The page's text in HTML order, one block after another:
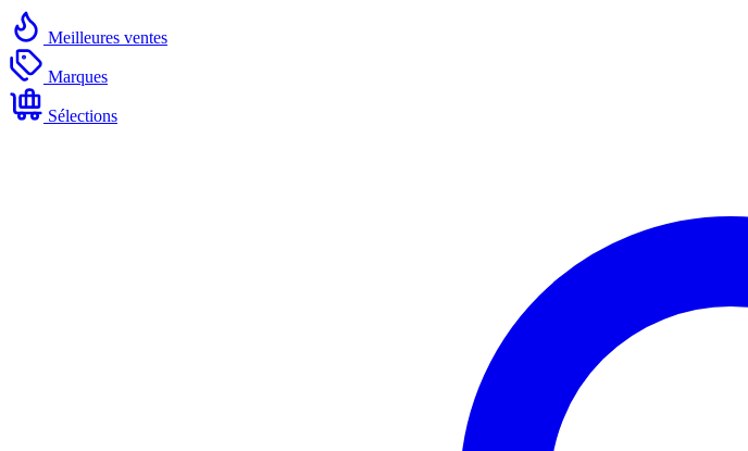
Meilleures ventes
Marques
Sélections